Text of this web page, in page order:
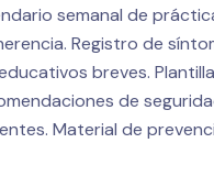
semanal de
Registro de
breves.
de
Material de